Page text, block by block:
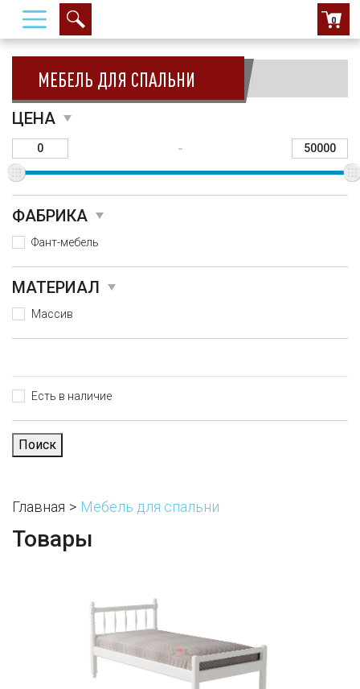
0
МЕБЕЛЬ ДЛЯ СПАЛЬНИ
Сортировать:
ЦЕНА
-
ФАБРИКА
Фант-мебель
МАТЕРИАЛ
Массив
Есть в наличие
Поиск
Главная Мебель для спальни
Товары